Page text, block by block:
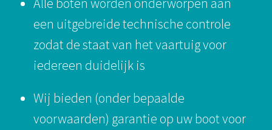
een uitgebreide technische controle
zodat de staat van het vaartuig voor
iedereen duidelijk is
Wij bieden (onder bepaalde
voorwaarden) garantie op uw boot voor